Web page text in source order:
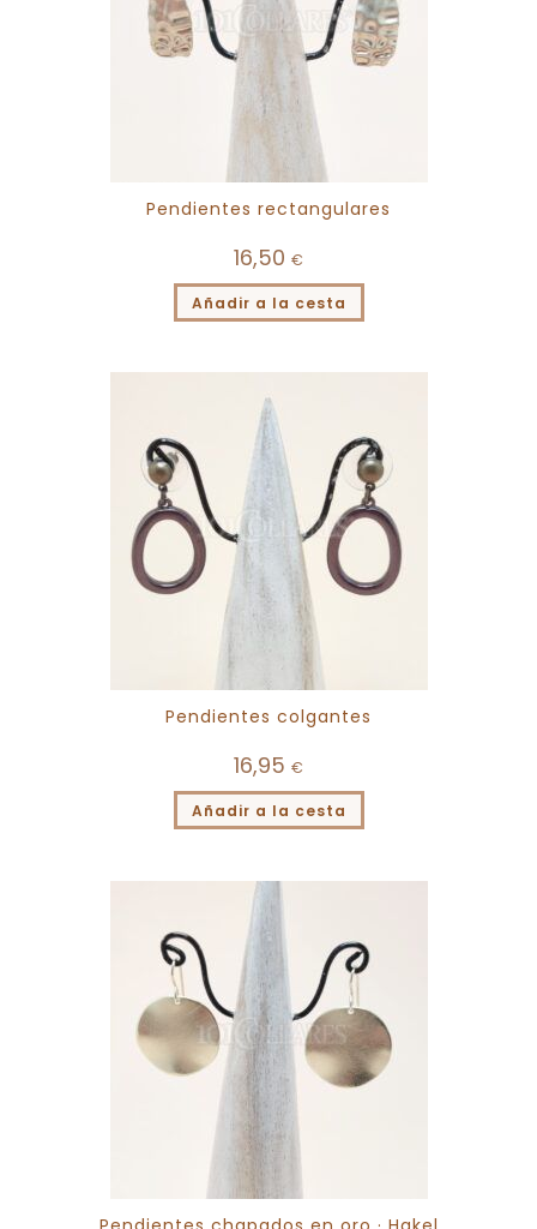
Pendientes rectangulares
16,50 €
Añadir a la cesta
Pendientes colgantes
16,95 €
Añadir a la cesta